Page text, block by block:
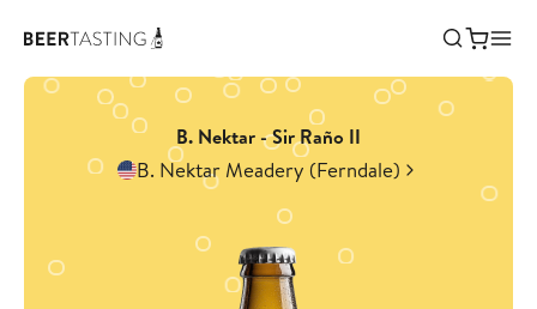
B. Nektar - Sir Raño II
B. Nektar Meadery (Ferndale)